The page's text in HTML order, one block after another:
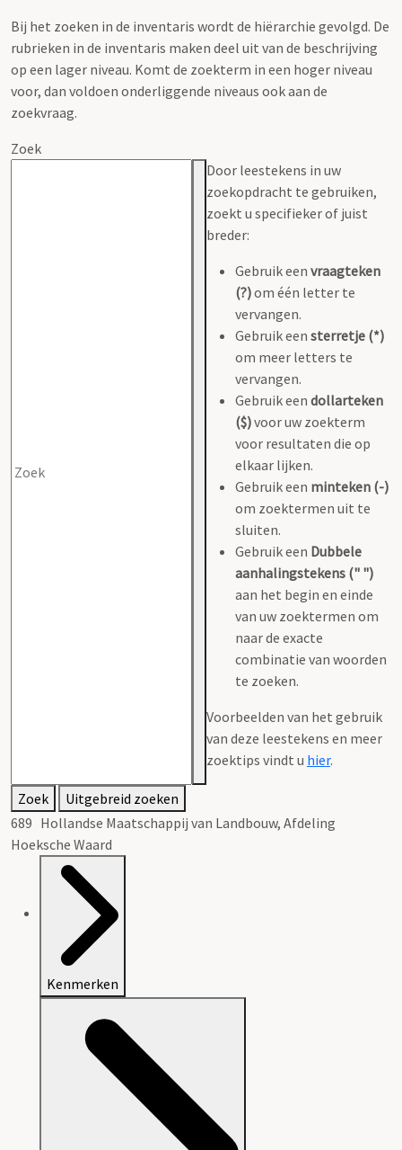
Bij het zoeken in de inventaris wordt de hiërarchie gevolgd. De
rubrieken in de inventaris maken deel uit van de beschrijving
op een lager niveau. Komt de zoekterm in een hoger niveau
voor, dan voldoen onderliggende niveaus ook aan de
zoekvraag.
Zoek
Door leestekens in uw
zoekopdracht te gebruiken,
zoekt u specifieker of juist
breder:
Gebruik een vraagteken
(?)om één letter te
vervangen.
Gebruik een sterretje (*)
om meer letters te
vervangen.
Gebruik een dollarteken
($)voor uw zoekterm
voor resultaten die op
elkaar lijken.
Gebruik een minteken (-)
om zoektermen uit te
sluiten.
Gebruik een Dubbele
aanhalingstekens (" ")
aan het begin en einde
van uw zoektermen om
naar de exacte
combinatie van woorden
te zoeken.
Voorbeelden van het gebruik
van deze leestekens en meer
zoektips vindt u hier.
Zoek
Uitgebreid zoeken
689 Hollandse Maatschappij van Landbouw, Afdeling
Hoeksche Waard
Kenmerken